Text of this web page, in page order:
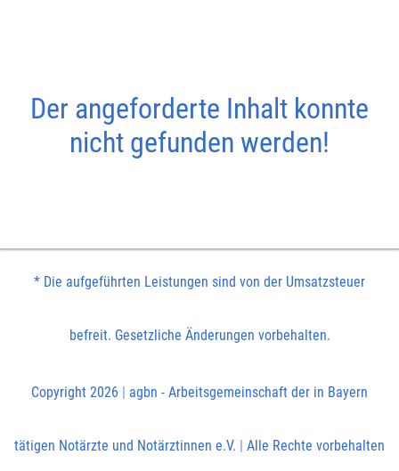
Der angeforderte Inhalt konnte
nicht gefunden werden!
* Die aufgeführten Leistungen sind von der Umsatzsteuer
befreit. Gesetzliche Änderungen vorbehalten.
Copyright 2026 | agbn - Arbeitsgemeinschaft der in Bayern
tätigen Notärzte und Notärztinnen e.V. | Alle Rechte vorbehalten